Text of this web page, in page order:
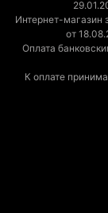
Интернет-магазин
от
Оплата
К оплате